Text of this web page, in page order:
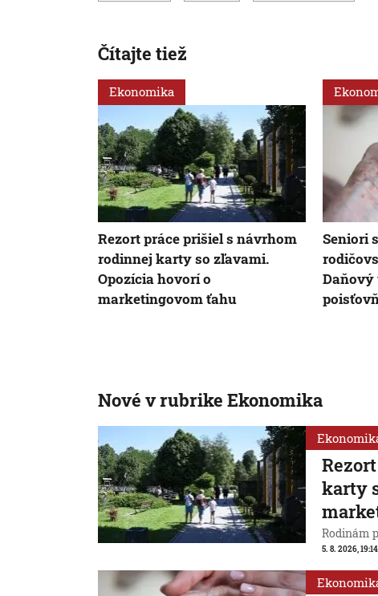
Čítajte tiež
Ekonomika
Rezort práce prišiel s návrhom
rodinnej karty so zľavami.
Opozícia hovorí o
marketingovom ťahu
Seniori
Daňový
Nové v rubrike Ekonomika
karty
Rodinám
5. 8. 2026,